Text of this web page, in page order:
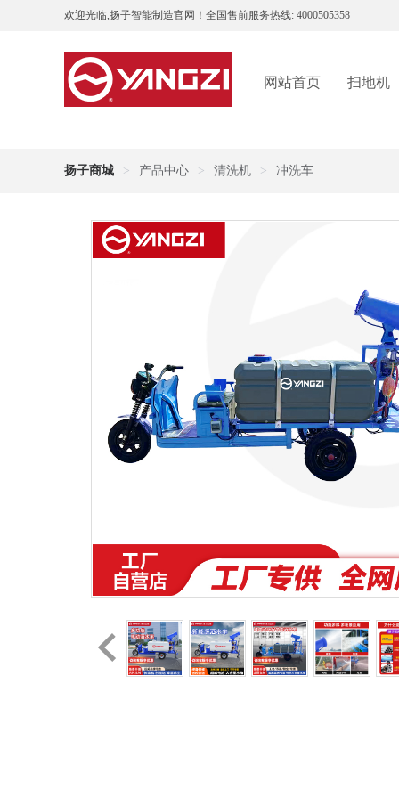
欢迎光临,扬子智能制造官网！全国售前服务热线: 4000505358
网站首页 扫地机
扬子商城 > 产品中心 > 清洗机 > 冲洗车